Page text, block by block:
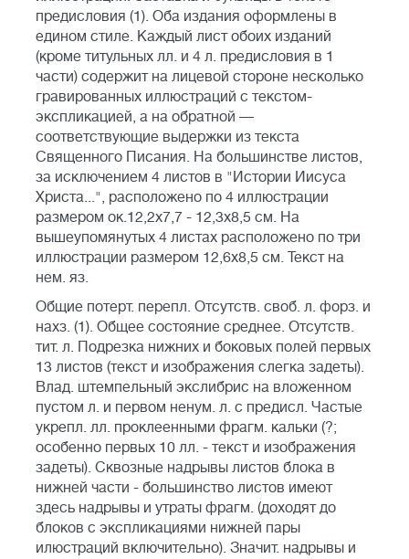
предисловия (1). Оба издания оформлены в
едином стиле. Каждый лист обоих изданий
(кроме титульных лл. и 4 л. предисловия в 1
части) содержит на лицевой стороне несколько
гравированных иллюстраций с текстом-
экспликацией, а на обратной —
соответствующие выдержки из текста
Священного Писания. На большинстве листов,
за исключением 4 листов в "Истории Иисуса
Христа...", расположено по 4 иллюстрации
размером ок.12,2х7,7 - 12,3х8,5 см. На
вышеупомянутых 4 листах расположено по три
иллюстрации размером 12,6х8,5 см. Текст на
нем. яз.
Общие потерт. перепл. Отсутств. своб. л. форз. и
нахз. (1). Общее состояние среднее. Отсутств.
тит. л. Подрезка нижних и боковых полей первых
13 листов (текст и изображения слегка задеты).
Влад. штемпельный экслибрис на вложенном
пустом л. и первом ненум. л. с предисл. Частые
укрепл. лл. проклеенными фрагм. кальки (?;
особенно первых 10 лл. - текст и изображения
задеты). Сквозные надрывы листов блока в
нижней части - большинство листов имеют
здесь надрывы и утраты фрагм. (доходят до
блоков с экспликациями нижней пары
илюстраций включительно). Значит. надрывы и